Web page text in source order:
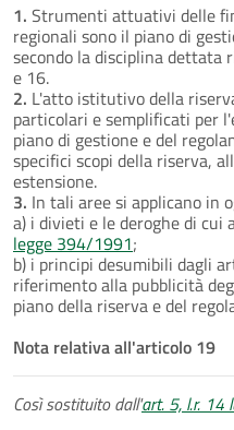
1. Strumenti attuativi delle
regionali sono il piano di
secondo la disciplina
e 16.
2. L'atto istitutivo della
particolari e semplificati per
piano di gestione e del
specifici scopi della riserva,
estensione.
3. In tali aree si applicano in
a) i divieti e le deroghe di cui
legge 394/1991;
b) i principi desumibili dagli
riferimento alla pubblicità
piano della riserva e del
Nota relativa all'articolo 19
Così sostituito dall'art. 5, l.r. 14